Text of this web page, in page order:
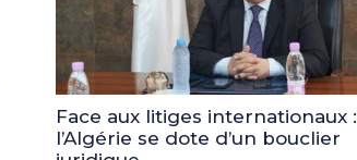
Face aux litiges internationaux :
l’Algérie se dote d’un bouclier